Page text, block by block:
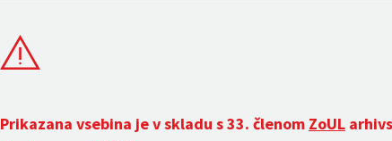
Prikazana vsebina je v skladu s 33. členom ZoUL